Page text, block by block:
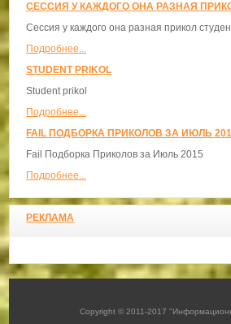
СЕССИЯ У КАЖДОГО ОНА РАЗНАЯ
Сессия у каждого она разная прикол
Подробнее...
STUDENT PRIKOL
Student prikol
Подробнее...
FAIL ПОДБОРКА ПРИКОЛОВ ЗА ИЮЛЬ
Fail Подборка Приколов за Июль 2015
Подробнее...
РЕКЛАМА
Copyright © 2011-2017